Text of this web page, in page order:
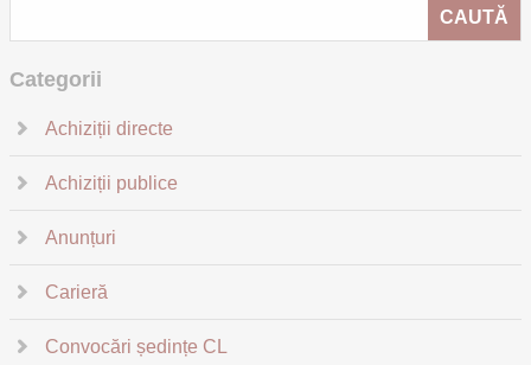
Categorii
Achiziții directe
Achiziții publice
Anunțuri
Carieră
Convocări ședințe CL